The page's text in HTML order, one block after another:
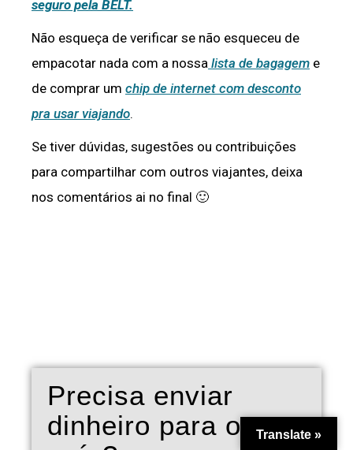
seguro pela BELT.
Não esqueça de verificar se não esqueceu de
empacotar nada com a nossa lista de bagagem e
de comprar um chip de internet com desconto
pra usar viajando.
Se tiver dúvidas, sugestões ou contribuições
para compartilhar com outros viajantes, deixa
nos comentários ai no final 🙂
Precisa enviar
dinheiro para outro
Translate »